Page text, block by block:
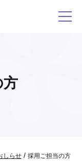
方
しらせ/ 採用ご担当の方